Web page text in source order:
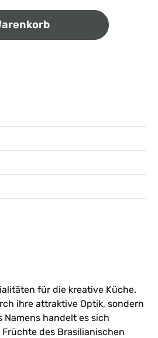
Wert ein oder
für die kreative Küche.
ihre attraktive Optik, sondern
handelt es sich
des Brasilianischen